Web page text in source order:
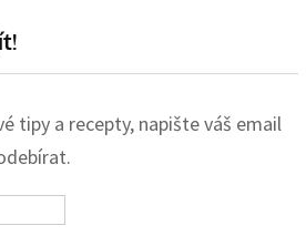
tipy a recepty, napište váš email